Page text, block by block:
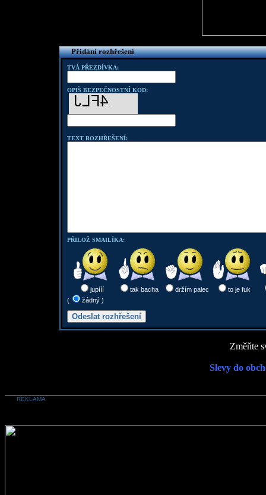
Přidání rozhřešení
TVÁ PŘEZDÍVKA:
OPIŠ BEZPEČNOSTNÍ KOD:
TEXT ROZHŘEŠENÍ:
PŘILOŽ SMAILÍKA:
jupííí tak bacha držím palec
to je fuk
(
žádný )
Změňte
Slevy do
REKLAMA